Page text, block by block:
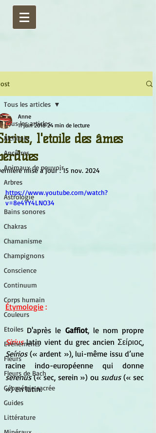
Tous les articles
Alchimie
Ancêtres
Animaux de pouvoir
Arbres
Astrologie
Bains sonores
Chakras
Chamanisme
Champignons
Conscience
Continuum
Corps humain
Couleurs
Etoiles
Evénements
Fleurs
Fleurs de Bach
Géométrie sacrée
Guides
Littérature
Tous les articles
l'étoile des âmes
Anne
11 juin 2018 24 min de lecture
mise à jour :15 nov. 2024
https://www.youtube.com/watch?
v=8e4YY4LNO34
Étymologie :
	D'après le
Gaffiot
Sirius
Seírios (« ardent »), lui-même issu d’une
serenus (« sec, serein ») ou sudus (« sec
») en latin.